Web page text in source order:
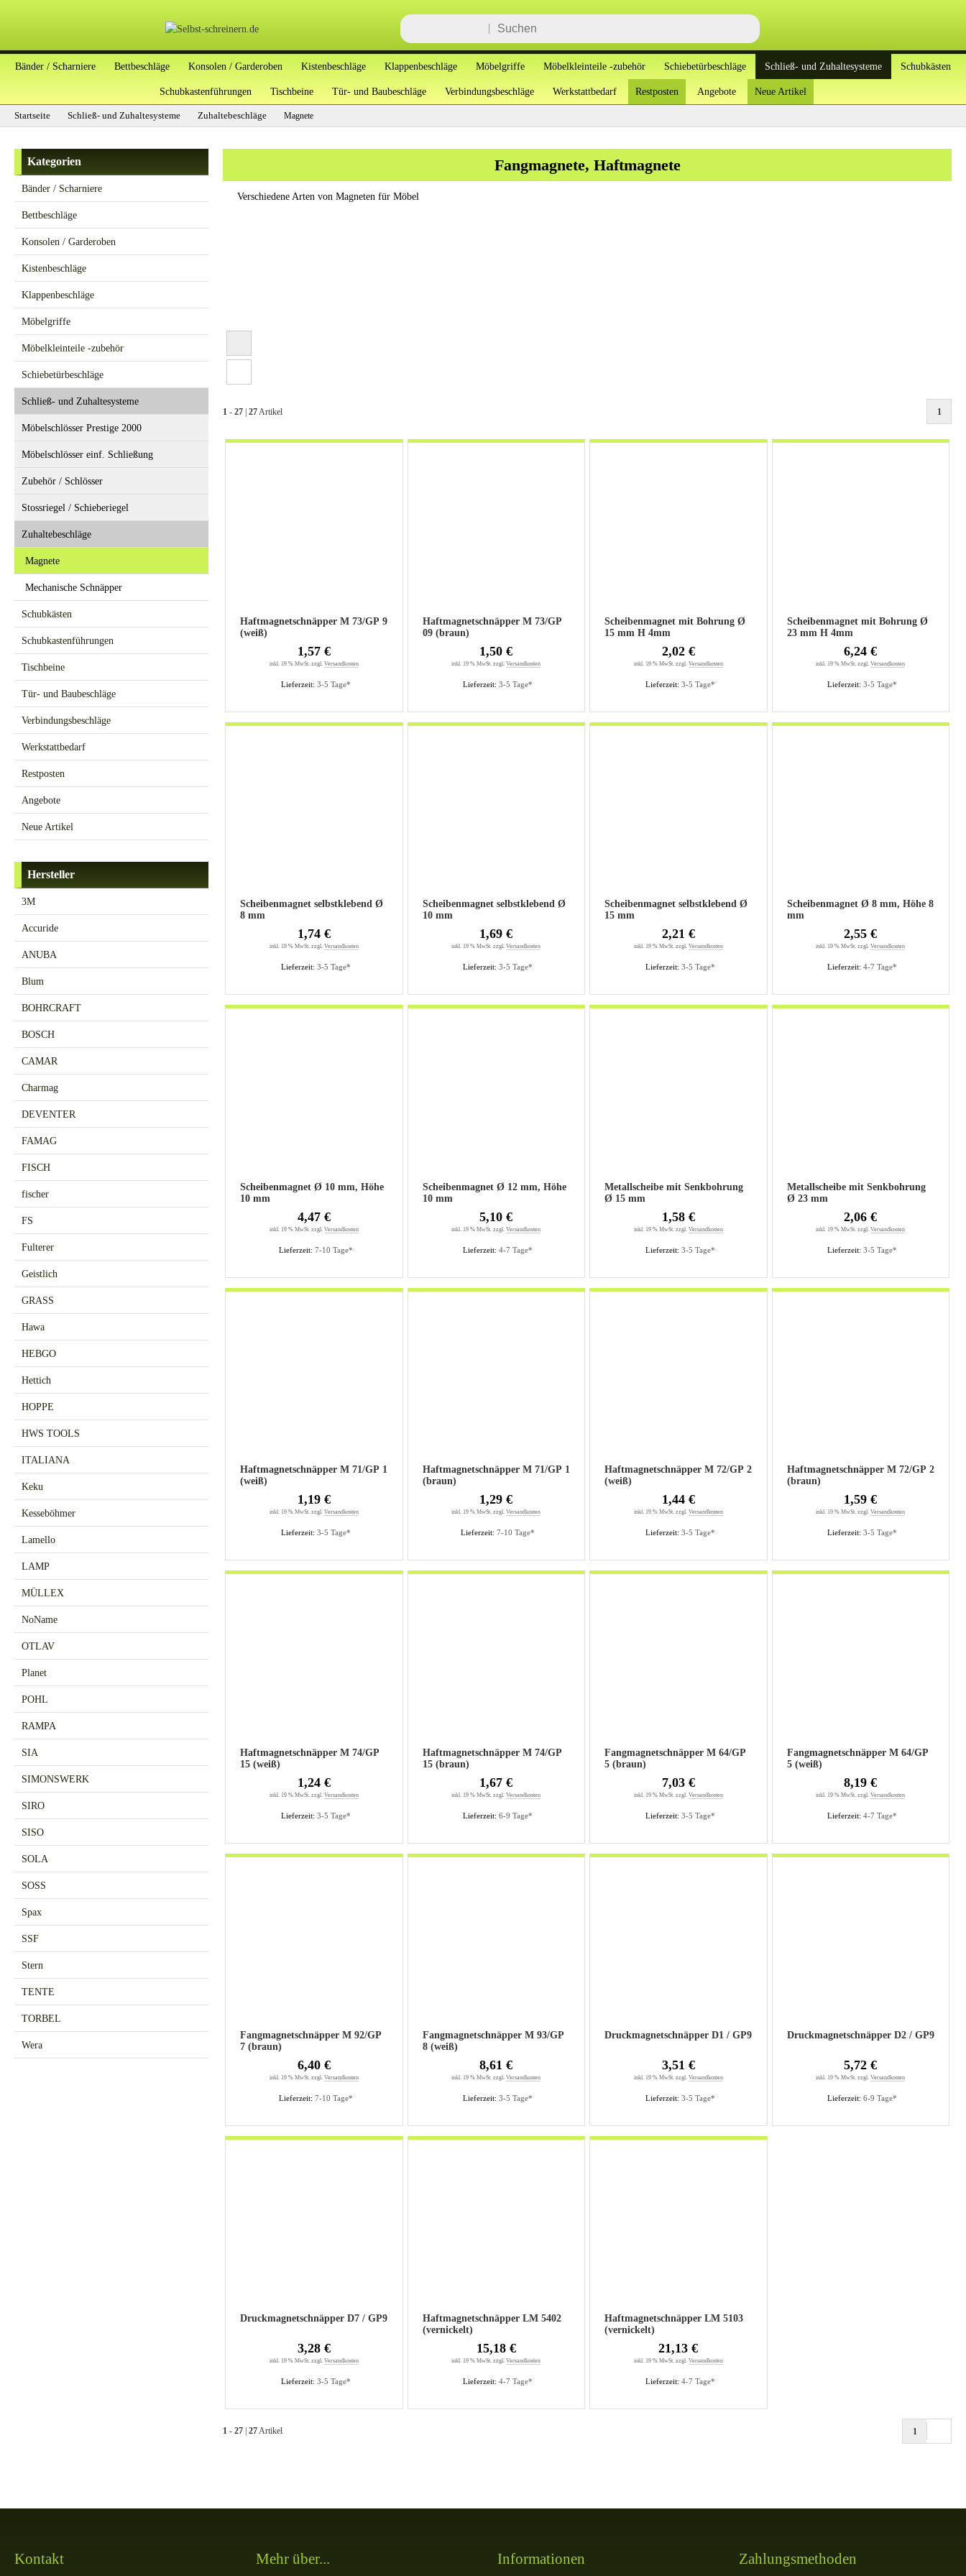
Bänder / Scharniere Bettbeschläge Konsolen / Garderoben Kistenbeschläge Klappenbeschläge Möbelgriffe Möbelkleinteile -zubehör Schiebetürbeschläge Schließ- und Zuhaltesysteme Schubkästen
Schubkastenführungen Tischbeine Tür- und Baubeschläge Verbindungsbeschläge Werkstattbedarf Restposten Angebote Neue Artikel
Startseite Schließ- und Zuhaltesysteme Zuhaltebeschläge Magnete
Kategorien
Bänder / Scharniere
Bettbeschläge
Konsolen / Garderoben
Kistenbeschläge
Klappenbeschläge
Möbelgriffe
Möbelkleinteile -zubehör
Schiebetürbeschläge
Schließ- und Zuhaltesysteme
Möbelschlösser Prestige 2000
Möbelschlösser einf. Schließung
Zubehör / Schlösser
Stossriegel / Schieberiegel
Zuhaltebeschläge
Magnete
Mechanische Schnäpper
Schubkästen
Schubkastenführungen
Tischbeine
Tür- und Baubeschläge
Verbindungsbeschläge
Werkstattbedarf
Restposten
Angebote
Neue Artikel
Hersteller
3M
Accuride
ANUBA
Blum
BOHRCRAFT
BOSCH
CAMAR
Charmag
DEVENTER
FAMAG
FISCH
fischer
FS
Fulterer
Geistlich
GRASS
Hawa
HEBGO
Hettich
HOPPE
HWS TOOLS
ITALIANA
Keku
Kesseböhmer
Lamello
LAMP
MÜLLEX
NoName
OTLAV
Planet
POHL
RAMPA
SIA
SIMONSWERK
SIRO
SISO
SOLA
SOSS
Spax
SSF
Stern
TENTE
TORBEL
Wera
Fangmagnete, Haftmagnete
Verschiedene Arten von Magneten für Möbel
1 - 27 | 27 Artikel 1
Haftmagnetschnäpper M 73/GP 9
(weiß)
Lieferzeit: 3-5 Tage*
1,57 €
inkl. 19 % MwSt. zzgl. Versandkosten
Haftmagnetschnäpper M 73/GP
09 (braun)
Lieferzeit:3-5 Tage*
1,50 €
inkl. 19 % MwSt. zzgl.Versandkosten
Scheibenmagnet mit Bohrung Ø
15 mm H 4mm
Lieferzeit: 3-5 Tage*
2,02 €
inkl. 19 % MwSt. zzgl. Versandkosten
Scheibenmagnet mit Bohrung Ø
23 mm H 4mm
Lieferzeit:3-5 Tage*
6,24 €
inkl. 19 % MwSt. zzgl.Versandkosten
Scheibenmagnet selbstklebend Ø
8 mm
Lieferzeit: 3-5 Tage*
1,74 €
inkl. 19 % MwSt. zzgl. Versandkosten
Scheibenmagnet selbstklebend Ø
10 mm
Lieferzeit:3-5 Tage*
1,69 €
inkl. 19 % MwSt. zzgl.Versandkosten
Scheibenmagnet selbstklebend Ø
15 mm
Lieferzeit: 3-5 Tage*
2,21 €
inkl. 19 % MwSt. zzgl. Versandkosten
Scheibenmagnet Ø 8 mm, Höhe 8
mm
Lieferzeit:4-7 Tage*
2,55 €
inkl. 19 % MwSt. zzgl.Versandkosten
Scheibenmagnet Ø 10 mm, Höhe
10 mm
Lieferzeit: 7-10 Tage*
4,47 €
inkl. 19 % MwSt. zzgl. Versandkosten
Scheibenmagnet Ø 12 mm, Höhe
10 mm
Lieferzeit:4-7 Tage*
5,10 €
inkl. 19 % MwSt. zzgl.Versandkosten
Metallscheibe mit Senkbohrung
Ø 15 mm
Lieferzeit: 3-5 Tage*
1,58 €
inkl. 19 % MwSt. zzgl. Versandkosten
Metallscheibe mit Senkbohrung
Ø 23 mm
Lieferzeit:3-5 Tage*
2,06 €
inkl. 19 % MwSt. zzgl.Versandkosten
Haftmagnetschnäpper M 71/GP 1
(weiß)
Lieferzeit: 3-5 Tage*
1,19 €
inkl. 19 % MwSt. zzgl. Versandkosten
Haftmagnetschnäpper M 71/GP 1
(braun)
Lieferzeit:7-10 Tage*
1,29 €
inkl. 19 % MwSt. zzgl.Versandkosten
Haftmagnetschnäpper M 72/GP 2
(weiß)
Lieferzeit: 3-5 Tage*
1,44 €
inkl. 19 % MwSt. zzgl. Versandkosten
Haftmagnetschnäpper M 72/GP 2
(braun)
Lieferzeit:3-5 Tage*
1,59 €
inkl. 19 % MwSt. zzgl.Versandkosten
Haftmagnetschnäpper M 74/GP
15 (weiß)
Lieferzeit: 3-5 Tage*
1,24 €
inkl. 19 % MwSt. zzgl. Versandkosten
Haftmagnetschnäpper M 74/GP
15 (braun)
Lieferzeit:6-9 Tage*
1,67 €
inkl. 19 % MwSt. zzgl.Versandkosten
Fangmagnetschnäpper M 64/GP
5 (braun)
Lieferzeit: 3-5 Tage*
7,03 €
inkl. 19 % MwSt. zzgl. Versandkosten
Fangmagnetschnäpper M 64/GP
5 (weiß)
Lieferzeit:4-7 Tage*
8,19 €
inkl. 19 % MwSt. zzgl.Versandkosten
Fangmagnetschnäpper M 92/GP
7 (braun)
Lieferzeit: 7-10 Tage*
6,40 €
inkl. 19 % MwSt. zzgl. Versandkosten
Fangmagnetschnäpper M 93/GP
8 (weiß)
Lieferzeit:3-5 Tage*
8,61 €
inkl. 19 % MwSt. zzgl.Versandkosten
Druckmagnetschnäpper D1 / GP9
Lieferzeit: 3-5 Tage*
3,51 €
inkl. 19 % MwSt. zzgl. Versandkosten
Druckmagnetschnäpper D2 / GP9
Lieferzeit:6-9 Tage*
5,72 €
inkl. 19 % MwSt. zzgl.Versandkosten
Druckmagnetschnäpper D7 / GP9
Lieferzeit: 3-5 Tage*
3,28 €
inkl. 19 % MwSt. zzgl. Versandkosten
Haftmagnetschnäpper LM 5402
(vernickelt)
Lieferzeit:4-7 Tage*
15,18 €
inkl. 19 % MwSt. zzgl.Versandkosten
Haftmagnetschnäpper LM 5103
(vernickelt)
Lieferzeit: 4-7 Tage*
21,13 €
inkl. 19 % MwSt. zzgl. Versandkosten
1 - 27 27Artikel 1
Kontakt Mehr über... Informationen Zahlungsmethoden